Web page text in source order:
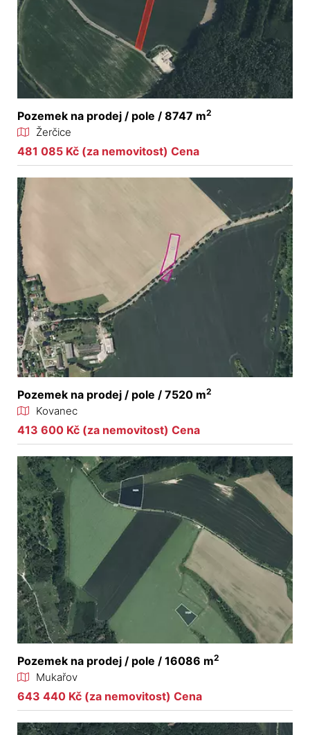
Pozemek na prodej / pole / 8747 m2
Žerčice
481 085 Kč (za nemovitost) Cena
Pozemek na prodej / pole / 7520 m2
Kovanec
413 600 Kč (za nemovitost) Cena
Pozemek na prodej / pole / 16086 m2
Mukařov
643 440 Kč (za nemovitost) Cena